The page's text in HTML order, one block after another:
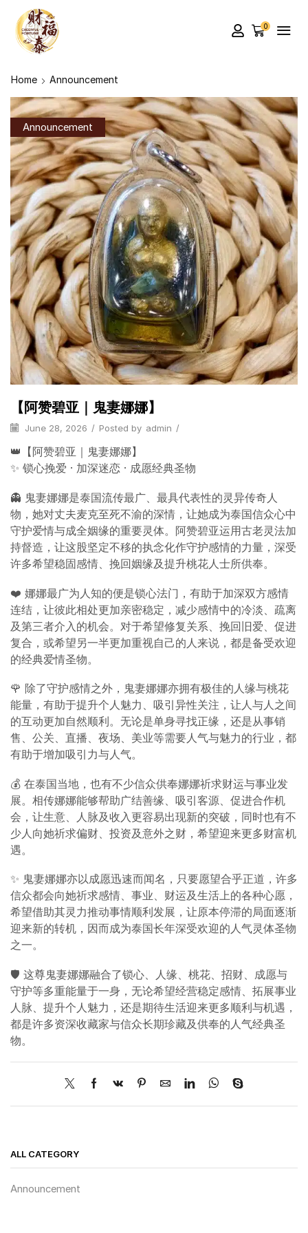
0
Home Announcement
Announcement
【阿赞碧亚｜鬼妻娜娜】
June 28, 2026 / Posted by admin /
👑【阿赞碧亚｜鬼妻娜娜】
✨ 锁心挽爱 · 加深迷恋 · 成愿经典圣物
👻 鬼妻娜娜是泰国流传最广、最具代表性的灵异传奇人
物，她对丈夫麦克至死不渝的深情，让她成为泰国信众心中
守护爱情与成全姻缘的重要灵体。阿赞碧亚运用古老灵法加
持督造，让这股坚定不移的执念化作守护感情的力量，深受
许多希望稳固感情、挽回姻缘及提升桃花人士所供奉。
❤️ 娜娜最广为人知的便是锁心法门，有助于加深双方感情
连结，让彼此相处更加亲密稳定，减少感情中的冷淡、疏离
及第三者介入的机会。对于希望修复关系、挽回旧爱、促进
复合，或希望另一半更加重视自己的人来说，都是备受欢迎
的经典爱情圣物。
🌹 除了守护感情之外，鬼妻娜娜亦拥有极佳的人缘与桃花
能量，有助于提升个人魅力、吸引异性关注，让人与人之间
的互动更加自然顺利。无论是单身寻找正缘，还是从事销
售、公关、直播、夜场、美业等需要人气与魅力的行业，都
有助于增加吸引力与人气。
💰 在泰国当地，也有不少信众供奉娜娜祈求财运与事业发
展。相传娜娜能够帮助广结善缘、吸引客源、促进合作机
会，让生意、人脉及收入更容易出现新的突破，同时也有不
少人向她祈求偏财、投资及意外之财，希望迎来更多财富机
遇。
✨ 鬼妻娜娜亦以成愿迅速而闻名，只要愿望合乎正道，许多
信众都会向她祈求感情、事业、财运及生活上的各种心愿，
希望借助其灵力推动事情顺利发展，让原本停滞的局面逐渐
迎来新的转机，因而成为泰国长年深受欢迎的人气灵体圣物
之一。
🛡️ 这尊鬼妻娜娜融合了锁心、人缘、桃花、招财、成愿与
守护等多重能量于一身，无论希望经营稳定感情、拓展事业
人脉、提升个人魅力，还是期待生活迎来更多顺利与机遇，
都是许多资深收藏家与信众长期珍藏及供奉的人气经典圣
物。
ALL CATEGORY
Announcement